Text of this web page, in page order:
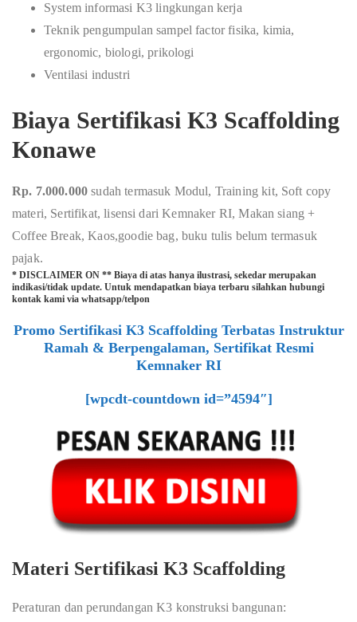
System informasi K3 lingkungan kerja
Teknik pengumpulan sampel factor fisika, kimia,
ergonomic, biologi, prikologi
Ventilasi industri
Biaya Sertifikasi K3 Scaffolding
Konawe
Rp. 7.000.000sudah termasuk Modul, Training kit, Soft copy
materi, Sertifikat, lisensi dari Kemnaker RI, Makan siang +
Coffee Break, Kaos,goodie bag, buku tulis belum termasuk
pajak.
* DISCLAIMER ON ** Biaya di atas hanya ilustrasi, sekedar merupakan
indikasi/tidak update. Untuk mendapatkan biaya terbaru silahkan hubungi
kontak kami via whatsapp/telpon
Promo Sertifikasi K3 Scaffolding Terbatas Instruktur
Ramah & Berpengalaman, Sertifikat Resmi
Kemnaker RI
[wpcdt-countdown id=”4594″]
Materi Sertifikasi K3 Scaffolding
Peraturan dan perundangan K3 konstruksi bangunan: